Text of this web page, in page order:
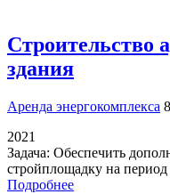
Строительство
здания
Аренда энергокомплекса
2021
Задача: Обеспечить
стройплощадку на
Подробнее